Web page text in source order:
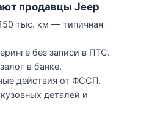
продавцы Jeep
тыс. км — типичная
без записи в ПТС.
в банке.
действия от ФССП.
деталей и